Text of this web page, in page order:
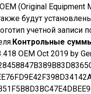
(Original Equipment
будут
учетной записи
Контрольные
OEM Oct 2019 by